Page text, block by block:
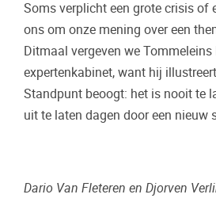
Soms verplicht een grote crisis of
ons om onze mening over een
Ditmaal vergeven we
expertenkabinet, want hij
Standpunt beoogt: het is nooit te
uit te laten dagen door een nieuw
Dario Van Fleteren en Djorven